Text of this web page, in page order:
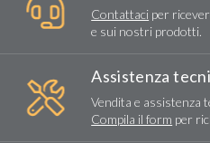
Contattaci per
e sui nostri prodotti.
Assistenza
Vendita e assistenza
Compila il form per